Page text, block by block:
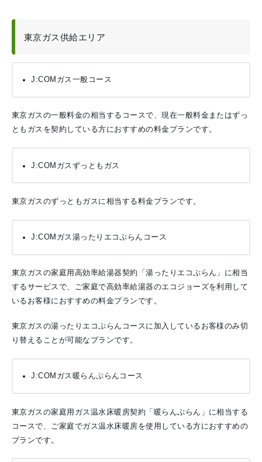
東京ガス供給エリア
J:COMガス一般コース
東京ガスの一般料金の相当するコースで、現在一般料金またはずっ
ともガスを契約している方におすすめの料金プランです。
J:COMガスずっともガス
東京ガスのずっともガスに相当する料金プランです。
J:COMガス湯ったりエコぷらんコース
東京ガスの家庭用高効率給湯器契約「湯ったりエコぷらん」に相当
するサービスで、ご家庭で高効率給湯器のエコジョーズを利用して
いるお客様におすすめの料金プランです。
東京ガスの湯ったりエコぷらんコースに加入しているお客様のみ切
り替えることが可能なプランです。
J:COMガス暖らんぷらんコース
東京ガスの家庭用ガス温水床暖房契約「暖らんぷらん」に相当する
コースで、ご家庭でガス温水床暖房を使用している方におすすめの
プランです。